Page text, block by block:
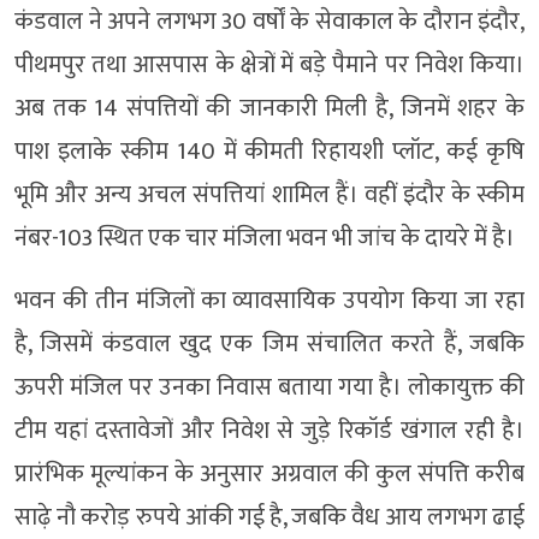
कंडवाल ने अपने लगभग 30 वर्षों के सेवाकाल के दौरान इंदौर,
पीथमपुर तथा आसपास के क्षेत्रों में बड़े पैमाने पर निवेश किया।
अब तक 14 संपत्तियों की जानकारी मिली है, जिनमें शहर के
पाश इलाके स्कीम 140 में कीमती रिहायशी प्लॉट, कई कृषि
भूमि और अन्य अचल संपत्तियां शामिल हैं। वहीं इंदौर के स्कीम
नंबर-103 स्थित एक चार मंजिला भवन भी जांच के दायरे में है।
भवन की तीन मंजिलों का व्यावसायिक उपयोग किया जा रहा
है, जिसमें कंडवाल खुद एक जिम संचालित करते हैं, जबकि
ऊपरी मंजिल पर उनका निवास बताया गया है। लोकायुक्त की
टीम यहां दस्तावेजों और निवेश से जुड़े रिकॉर्ड खंगाल रही है।
प्रारंभिक मूल्यांकन के अनुसार अग्रवाल की कुल संपत्ति करीब
साढ़े नौ करोड़ रुपये आंकी गई है, जबकि वैध आय लगभग ढाई